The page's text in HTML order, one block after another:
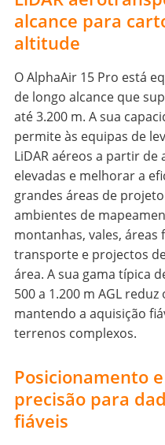
alcance para
altitude
O AlphaAir 15 Pro está
de longo alcance que
até 3.200 m. A sua
permite às equipas de
LiDAR aéreos a partir
elevadas e melhorar a
grandes áreas de
ambientes de
montanhas, vales,
transporte e projectos
área. A sua gama típica
500 a 1.200 m AGL
mantendo a aquisição
terrenos complexos.
Posicionamento
precisão para
fiáveis